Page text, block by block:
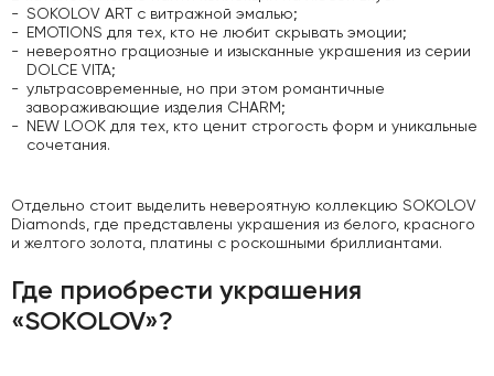
SOKOLOV ART с витражной эмалью;
EMOTIONS для тех, кто не любит скрывать эмоции;
невероятно грациозные и изысканные украшения из серии
DOLCE VITA;
ультрасовременные, но при этом романтичные
завораживающие изделия CHARM;
NEW LOOK для тех, кто ценит строгость форм и уникальные
сочетания.
Отдельно стоит выделить невероятную коллекцию SOKOLOV
Diamonds, где представлены украшения из белого, красного
и желтого золота, платины с роскошными бриллиантами.
Где приобрести украшения
«SOKOLOV»?